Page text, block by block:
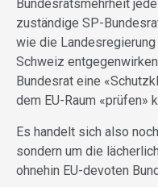
Bundesratsmehrheit
zuständige SP-
wie die
Schweiz
Bundesrat eine
dem EU-Raum «prüfen»
Es handelt sich also
sondern um die
ohnehin EU-devoten